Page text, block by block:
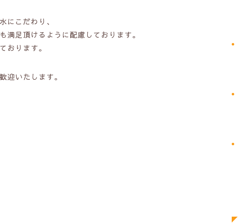
にこだわり、
満足頂けるように配慮しております。
おります。
迎いたします。